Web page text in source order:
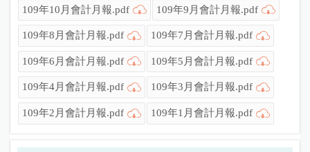
109年10月會計月報.pdf 109年9月會計月報.pdf
109年8月會計月報.pdf 109年7月會計月報.pdf
109年6月會計月報.pdf 109年5月會計月報.pdf
109年4月會計月報.pdf 109年3月會計月報.pdf
109年2月會計月報.pdf 109年1月會計月報.pdf